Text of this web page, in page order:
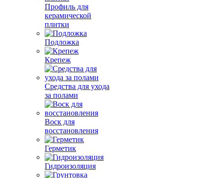
Профиль для
керамической
плитки
Подложка
Крепеж
Средства для ухода
за полами
Воск для
восстановления
Герметик
Гидроизоляция